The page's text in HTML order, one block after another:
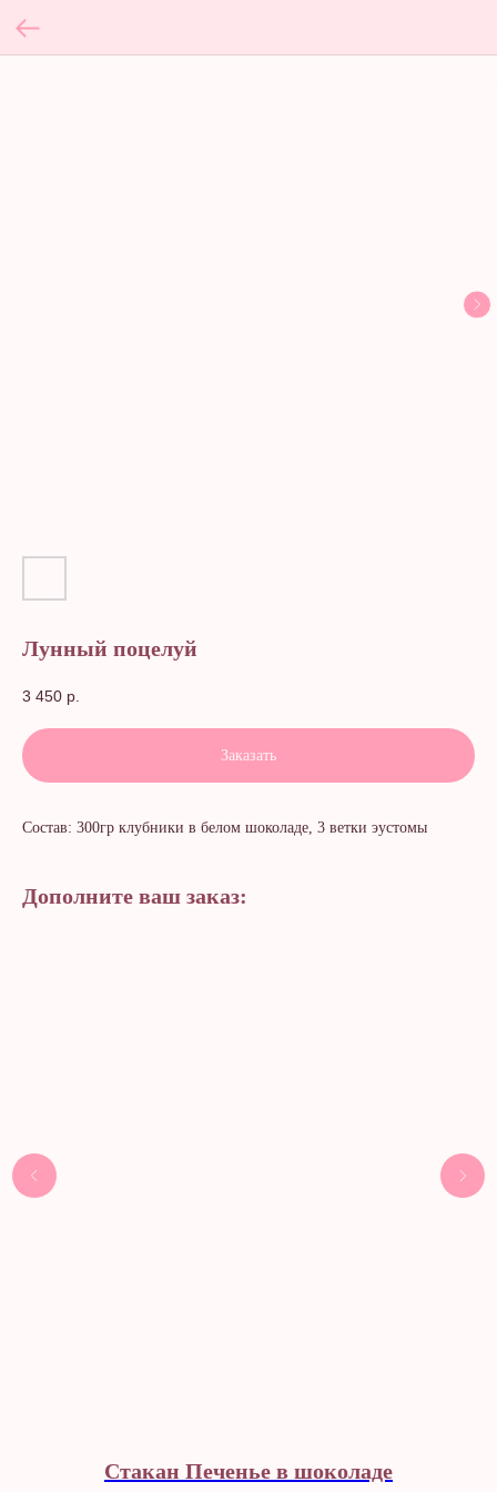
Лунный поцелуй
3 450 р.
Заказать
Состав: 300гр клубники в белом шоколаде, 3 ветки эустомы
Дополните ваш заказ:
Стакан Печенье в шоколаде